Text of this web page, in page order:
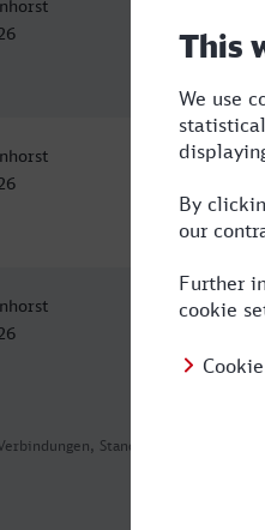
Stand: 2026-07-30 01:46
13.08.26
19:00
Bocholt
11:41
Bocholt
23:41